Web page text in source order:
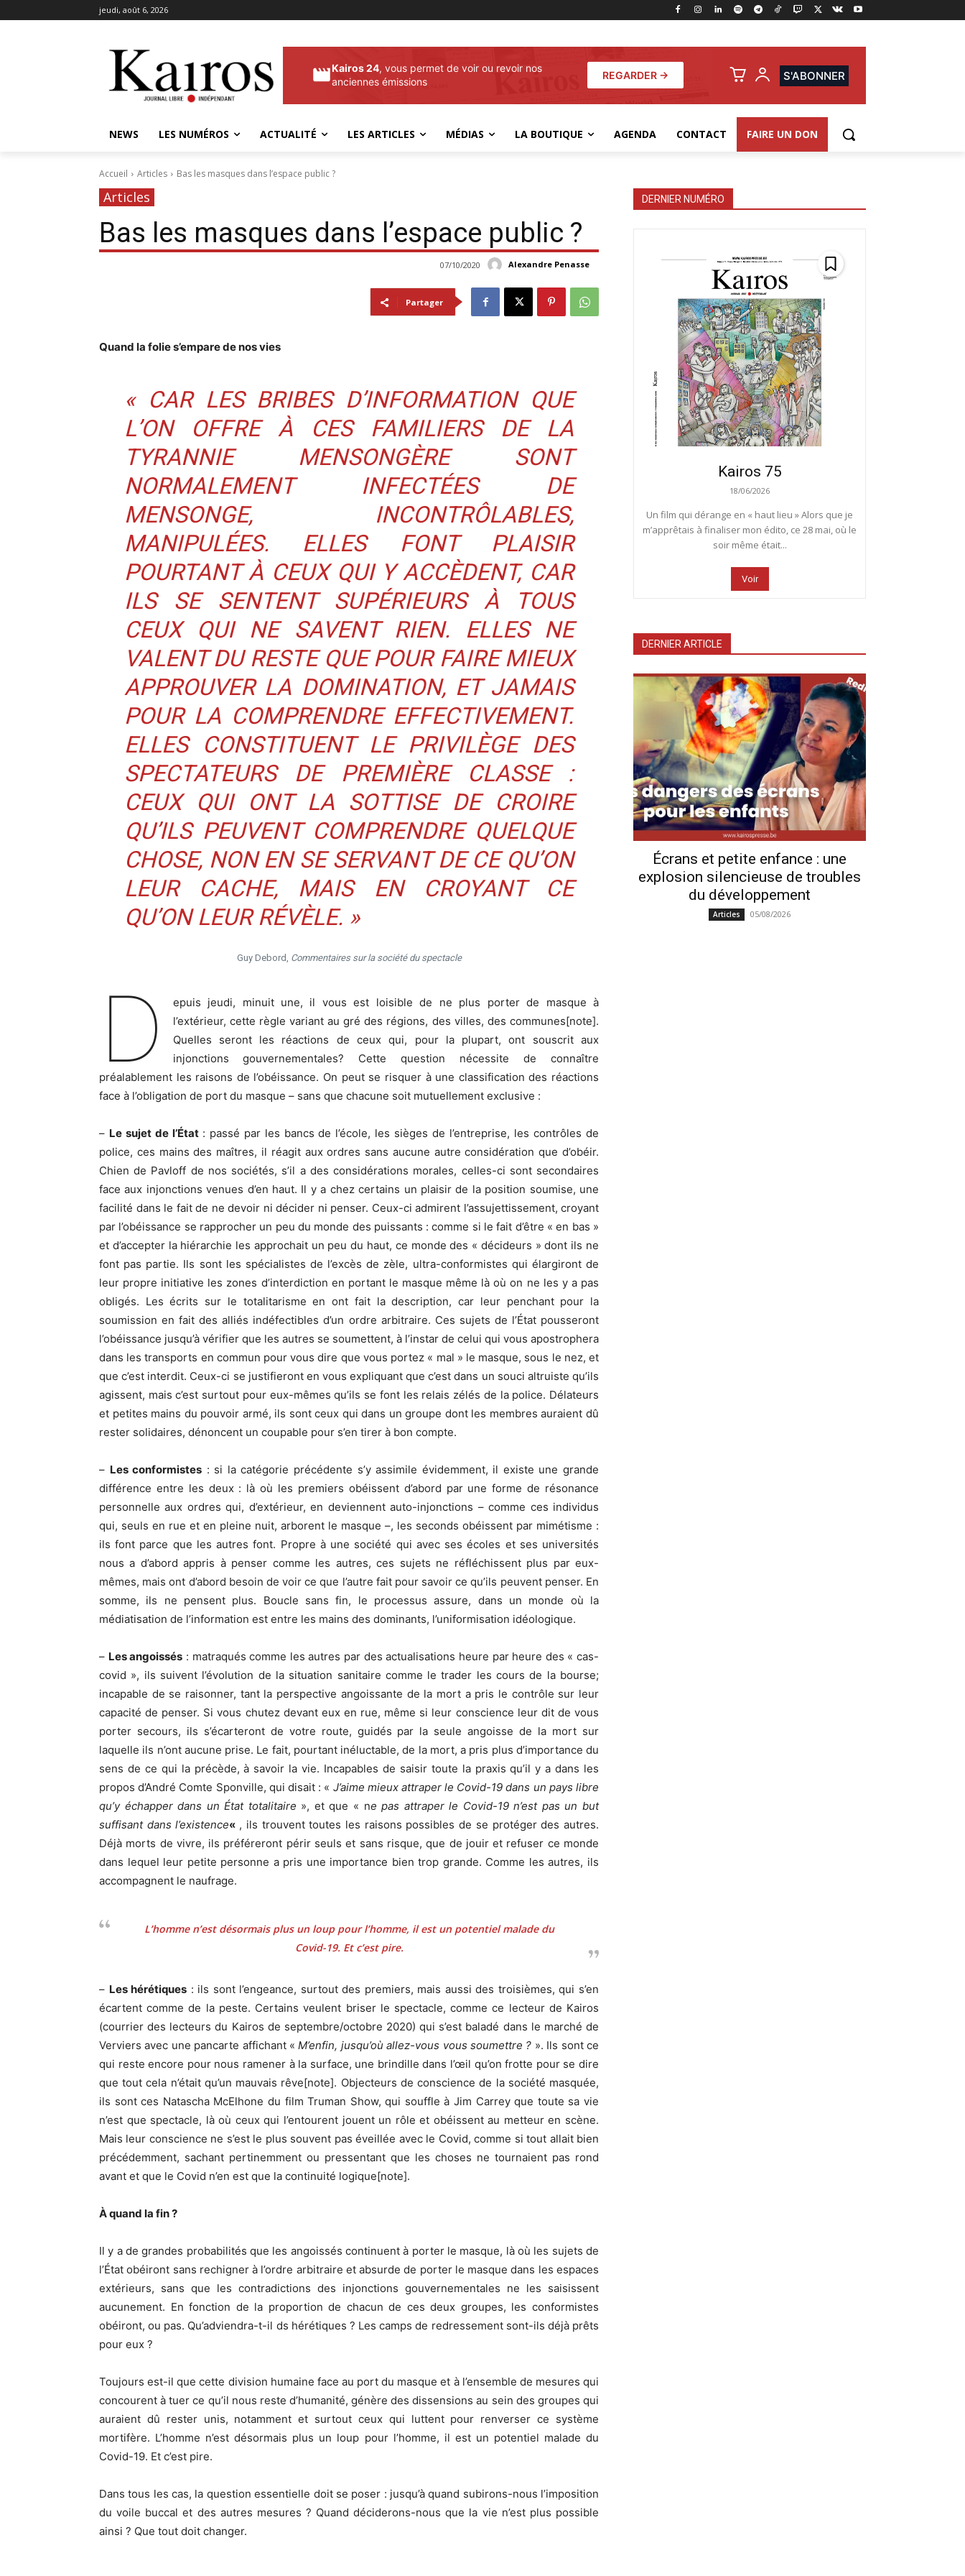
jeudi, août 6, 2026
Kairos 24, vous permet de voir ou revoir nos
anciennes émissions
REGARDER → S'ABONNER
NEWS LES NUMÉROS ACTUALITÉ LES ARTICLES MÉDIAS LA BOUTIQUE AGENDA CONTACT FAIRE UN DON
Accueil Articles Bas les masques dans l’espace public ?
Articles
Bas les masques dans l’espace public ?
Alexandre Penasse
07/10/2020
Partager
Quand la folie s’empare de nos vies
« CAR LES BRIBES D’INFORMATION QUE
L’ON OFFRE À CES FAMILIERS DE LA
TYRANNIE MENSONGÈRE SONT
NORMALEMENT INFECTÉES DE
MENSONGE, INCONTRÔLABLES,
MANIPULÉES. ELLES FONT PLAISIR
POURTANT À CEUX QUI Y ACCÈDENT, CAR
ILS SE SENTENT SUPÉRIEURS À TOUS
CEUX QUI NE SAVENT RIEN. ELLES NE
VALENT DU RESTE QUE POUR FAIRE MIEUX
APPROUVER LA DOMINATION, ET JAMAIS
POUR LA COMPRENDRE EFFECTIVEMENT.
ELLES CONSTITUENT LE PRIVILÈGE DES
SPECTATEURS DE PREMIÈRE CLASSE :
CEUX QUI ONT LA SOTTISE DE CROIRE
QU’ILS PEUVENT COMPRENDRE QUELQUE
CHOSE, NON EN SE SERVANT DE CE QU’ON
LEUR CACHE, MAIS EN CROYANT CE
QU’ON LEUR RÉVÈLE. »
Guy Debord, Commentaires sur la société du spectacle
D
epuis jeudi, minuit une, il vous est loisible de ne plus porter de masque à
l’extérieur, cette règle variant au gré des régions, des villes, des communes[note].
Quelles seront les réactions de ceux qui, pour la plupart, ont souscrit aux
injonctions gouvernementales? Cette question nécessite de connaître
préalablement les raisons de l’obéissance. On peut se risquer à une classification des réactions
face à l’obligation de port du masque – sans que chacune soit mutuellement exclusive :
– Le sujet de l’État : passé par les bancs de l’école, les sièges de l’entreprise, les contrôles de
police, ces mains des maîtres, il réagit aux ordres sans aucune autre considération que d’obéir.
Chien de Pavloff de nos sociétés, s’il a des considérations morales, celles-ci sont secondaires
face aux injonctions venues d’en haut. Il y a chez certains un plaisir de la position soumise, une
facilité dans le fait de ne devoir ni décider ni penser. Ceux-ci admirent l’assujettissement, croyant
par l’obéissance se rapprocher un peu du monde des puissants : comme si le fait d’être « en bas »
et d’accepter la hiérarchie les approchait un peu du haut, ce monde des « décideurs » dont ils ne
font pas partie. Ils sont les spécialistes de l’excès de zèle, ultra-conformistes qui élargiront de
leur propre initiative les zones d’interdiction en portant le masque même là où on ne les y a pas
obligés. Les écrits sur le totalitarisme en ont fait la description, car leur penchant pour la
soumission en fait des alliés indéfectibles d’un ordre arbitraire. Ces sujets de l’État pousseront
l’obéissance jusqu’à vérifier que les autres se soumettent, à l’instar de celui qui vous apostrophera
dans les transports en commun pour vous dire que vous portez « mal » le masque, sous le nez, et
que c’est interdit. Ceux-ci se justifieront en vous expliquant que c’est dans un souci altruiste qu’ils
agissent, mais c’est surtout pour eux-mêmes qu’ils se font les relais zélés de la police. Délateurs
et petites mains du pouvoir armé, ils sont ceux qui dans un groupe dont les membres auraient dû
rester solidaires, dénoncent un coupable pour s’en tirer à bon compte.
– Les conformistes : si la catégorie précédente s’y assimile évidemment, il existe une grande
différence entre les deux : là où les premiers obéissent d’abord par une forme de résonance
personnelle aux ordres qui, d’extérieur, en deviennent auto-injonctions – comme ces individus
qui, seuls en rue et en pleine nuit, arborent le masque –, les seconds obéissent par mimétisme :
ils font parce que les autres font. Propre à une société qui avec ses écoles et ses universités
nous a d’abord appris à penser comme les autres, ces sujets ne réfléchissent plus par eux-
mêmes, mais ont d’abord besoin de voir ce que l’autre fait pour savoir ce qu’ils peuvent penser. En
somme, ils ne pensent plus. Boucle sans fin, le processus assure, dans un monde où la
médiatisation de l’information est entre les mains des dominants, l’uniformisation idéologique.
– Les angoissés : matraqués comme les autres par des actualisations heure par heure des « cas-
covid », ils suivent l’évolution de la situation sanitaire comme le trader les cours de la bourse;
incapable de se raisonner, tant la perspective angoissante de la mort a pris le contrôle sur leur
capacité de penser. Si vous chutez devant eux en rue, même si leur conscience leur dit de vous
porter secours, ils s’écarteront de votre route, guidés par la seule angoisse de la mort sur
laquelle ils n’ont aucune prise. Le fait, pourtant inéluctable, de la mort, a pris plus d’importance du
sens de ce qui la précède, à savoir la vie. Incapables de saisir toute la praxis qu’il y a dans les
propos d’André Comte Sponville, qui disait : « J’aime mieux attraper le Covid-19 dans un pays libre
qu’y échapper dans un État totalitaire », et que « ne pas attraper le Covid-19 n’est pas un but
suffisant dans l’existence« , ils trouvent toutes les raisons possibles de se protéger des autres.
Déjà morts de vivre, ils préféreront périr seuls et sans risque, que de jouir et refuser ce monde
dans lequel leur petite personne a pris une importance bien trop grande. Comme les autres, ils
accompagnent le naufrage.
L’homme n’est désormais plus un loup pour l’homme, il est un potentiel malade du
Covid-19. Et c’est pire.
– Les hérétiques : ils sont l’engeance, surtout des premiers, mais aussi des troisièmes, qui s’en
écartent comme de la peste. Certains veulent briser le spectacle, comme ce lecteur de Kairos
(courrier des lecteurs du Kairos de septembre/octobre 2020) qui s’est baladé dans le marché de
Verviers avec une pancarte affichant «M’enfin, jusqu’où allez-vous vous soumettre ? ». Ils sont ce
qui reste encore pour nous ramener à la surface, une brindille dans l’œil qu’on frotte pour se dire
que tout cela n’était qu’un mauvais rêve[note]. Objecteurs de conscience de la société masquée,
ils sont ces Natascha McElhone du film Truman Show, qui souffle à Jim Carrey que toute sa vie
n’est que spectacle, là où ceux qui l’entourent jouent un rôle et obéissent au metteur en scène.
Mais leur conscience ne s’est le plus souvent pas éveillée avec le Covid, comme si tout allait bien
précédemment, sachant pertinemment ou pressentant que les choses ne tournaient pas rond
avant et que le Covid n’en est que la continuité logique[note].
À quand la fin ?
Il y a de grandes probabilités que les angoissés continuent à porter le masque, là où les sujets de
l’État obéiront sans rechigner à l’ordre arbitraire et absurde de porter le masque dans les espaces
extérieurs, sans que les contradictions des injonctions gouvernementales ne les saisissent
aucunement. En fonction de la proportion de chacun de ces deux groupes, les conformistes
obéiront, ou pas. Qu’adviendra-t-il ds hérétiques ? Les camps de redressement sont-ils déjà prêts
pour eux ?
Toujours est-il que cette division humaine face au port du masque et à l’ensemble de mesures qui
concourent à tuer ce qu’il nous reste d’humanité, génère des dissensions au sein des groupes qui
auraient dû rester unis, notamment et surtout ceux qui luttent pour renverser ce système
mortifère. L’homme n’est désormais plus un loup pour l’homme, il est un potentiel malade du
Covid-19. Et c’est pire.
Dans tous les cas, la question essentielle doit se poser : jusqu’à quand subirons-nous l’imposition
du voile buccal et des autres mesures ? Quand déciderons-nous que la vie n’est plus possible
ainsi ? Que tout doit changer.
DERNIER NUMÉRO
Kairos 75
18/06/2026
Un film qui dérange en « haut lieu » Alors que je
m’apprêtais à finaliser mon édito, ce 28 mai, où le
soir même était...
Voir
DERNIER ARTICLE
Écrans et petite enfance : une
explosion silencieuse de troubles
du développement
Articles 05/08/2026